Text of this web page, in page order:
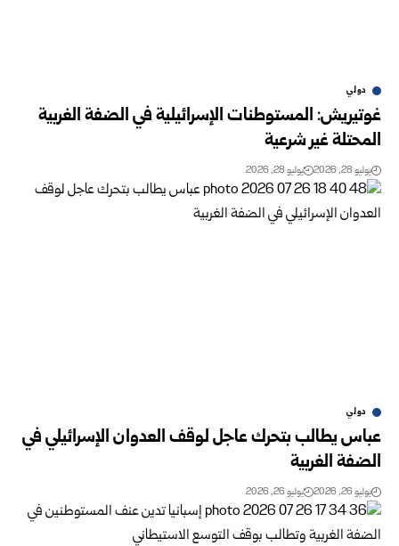
دولي
غوتيريش: المستوطنات الإسرائيلية في الضفة الغربية
المحتلة غير شرعية
يوليو 28, 2026 يوليو 28, 2026
دولي
عباس يطالب بتحرك عاجل لوقف العدوان الإسرائيلي في
الضفة الغربية
يوليو 26, 2026 يوليو 26, 2026